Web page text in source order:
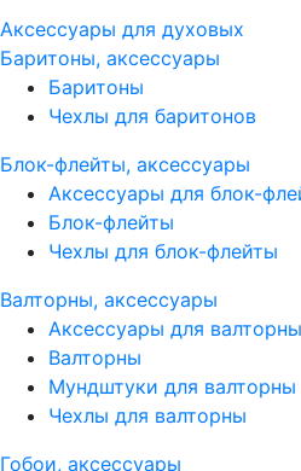
Аксессуары для духовых
Баритоны, аксессуары
Баритоны
Чехлы для баритонов
Блок-флейты, аксессуары
Аксессуары для блок-
Блок-флейты
Чехлы для блок-флейты
Валторны, аксессуары
Аксессуары для валторны
Валторны
Мундштуки для валторны
Чехлы для валторны
Гобои, аксессуары